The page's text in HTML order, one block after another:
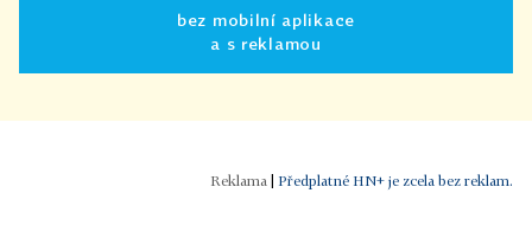
bez mobilní aplikace
a s reklamou
Předplatné HN+ je zcela bez reklam.